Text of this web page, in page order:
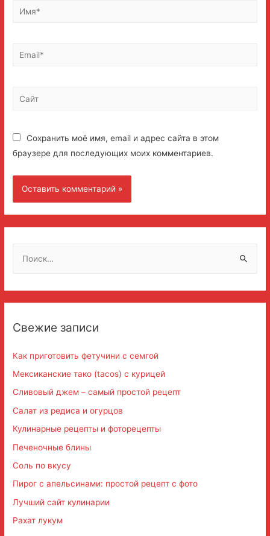
Имя*
Email*
Сайт
Сохранить моё имя, email и адрес сайта в этом
браузере для последующих моих комментариев.
:Свежие записи
Как приготовить фетучини с семгой
Мексиканские тако (tacos) с курицей
Сливовый джем – самый простой рецепт
Салат из редиса и огурцов
Кулинарные рецепты и фоторецепты
Печеночные блины
Соль по вкусу
Пирог с апельсинами: простой рецепт с фото
Лучший сайт кулинарии
Рахат лукум